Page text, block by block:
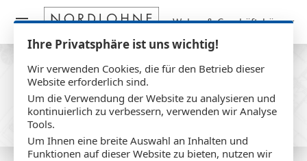
Wohn- & Geschäftshäuser
Projekte
Wohn- & Geschäftshäuser
Ihre Privatsphäre ist uns wichtig!
Wir verwenden Cookies, die für den Betrieb dieser
Website erforderlich sind.
Um die Verwendung der Website zu analysieren und
kontinuierlich zu verbessern, verwenden wir Analyse
Tools.
Um Ihnen eine breite Auswahl an Inhalten und
Funktionen auf dieser Website zu bieten, nutzen wir